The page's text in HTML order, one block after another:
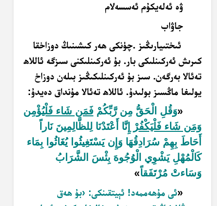
ۋە ئەلەيكۇم ئەسسەلام
جاۋاب
ئىختىيارىڭىز .چۈنكى ھەر كىشىنىڭ دوزاخقا
كىرىش ئەركىنلىكى بار. بۇ ئەركىنلىكنى سىزگە ئاللاھ
تەئالا بەرگەن. سىز بۇ ئەركىنلىكىڭىز بىلەن دوزاخ
يولىغا ماڭسىز بولىدۇ. ئاللاھ تەئالا مۇنداق دەيدۇ:
«وَقُلِ الْحَقُّ مِن رَّبِّكُمْفَمَن شَاء فَلْيُؤْمِن
وَمَن شَاء فَلْيَكْفُرْ إِنَّا أَعْتَدْنَا لِلظَّالِمِينَ نَاراً
أَحَاطَ بِهِمْ سُرَادِقُهَا وَإِن يَسْتَغِيثُوا يُغَاثُوا بِمَاء
كَالْمُهْلِ يَشْوِي الْوُجُوهَ بِئْسَ الشَّرَابُ
وَسَاءتْ مُرْتَفَقاً»
«ئى مۇھەممەد! ئېيتقىنكى: ‹بۇ ھەق